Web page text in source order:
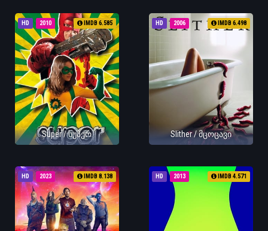
HD 2010 IMDB 6.585
Super / სუპერ
HD 2006 IMDB 6.498
Slither / მცოცავი
HD 2023 IMDB 8.138 HD 2013 IMDB 4.571